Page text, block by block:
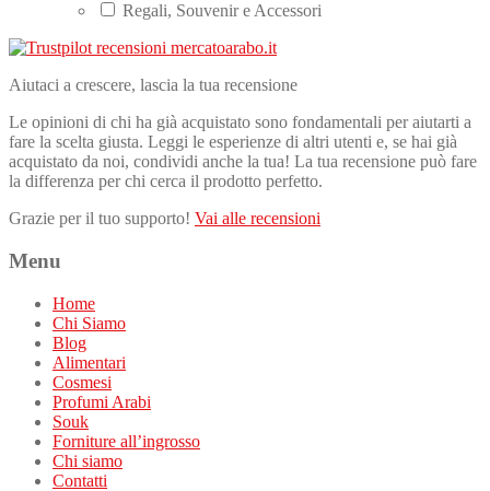
Regali, Souvenir e Accessori
Aiutaci a crescere, lascia la tua recensione
Le opinioni di chi ha già acquistato sono fondamentali per aiutarti a
fare la scelta giusta. Leggi le esperienze di altri utenti e, se hai già
acquistato da noi, condividi anche la tua! La tua recensione può fare
la differenza per chi cerca il prodotto perfetto.
Grazie per il tuo supporto! Vai alle recensioni
Menu
Home
Chi Siamo
Blog
Alimentari
Cosmesi
Profumi Arabi
Souk
Forniture all’ingrosso
Chi siamo
Contatti